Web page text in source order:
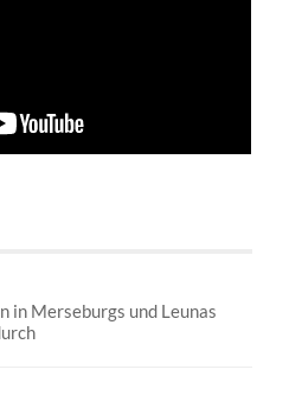
Merseburgs und Leunas